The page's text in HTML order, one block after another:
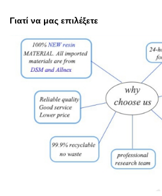
Γιατί να μας επιλέξετε